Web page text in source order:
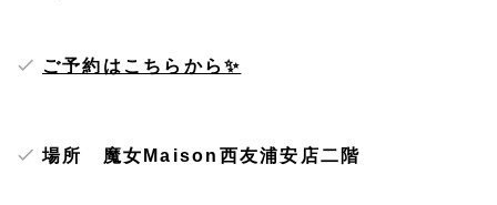
ご予約はこちらから✨
場所 魔女Maison西友浦安店二階